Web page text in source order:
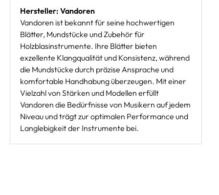
Hersteller: Vandoren
Vandoren ist bekannt für seine hochwertigen
Blätter, Mundstücke und Zubehör für
Holzblasinstrumente. Ihre Blätter bieten
exzellente Klangqualität und Konsistenz, während
die Mundstücke durch präzise Ansprache und
komfortable Handhabung überzeugen. Mit einer
Vielzahl von Stärken und Modellen erfüllt
Vandoren die Bedürfnisse von Musikern auf jedem
Niveau und trägt zur optimalen Performance und
Langlebigkeit der Instrumente bei.